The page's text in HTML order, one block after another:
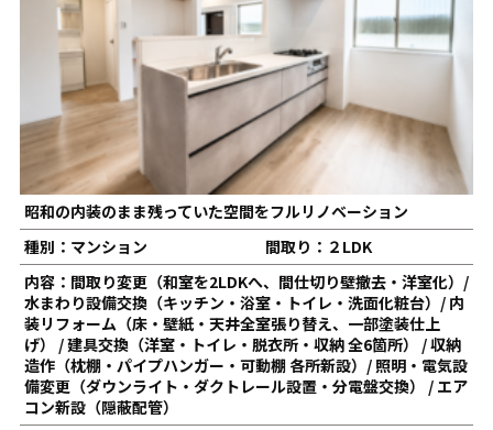
昭和の内装のまま残っていた空間をフルリノベーション
種別：マンション
間取り：２LDK
内容：間取り変更（和室を2LDKへ、間仕切り壁撤去・洋室化）/
水まわり設備交換（キッチン・浴室・トイレ・洗面化粧台）/ 内
装リフォーム（床・壁紙・天井全室張り替え、一部塗装仕上
げ） / 建具交換（洋室・トイレ・脱衣所・収納 全6箇所） / 収納
造作（枕棚・パイプハンガー・可動棚 各所新設）/ 照明・電気設
備変更（ダウンライト・ダクトレール設置・分電盤交換） / エア
コン新設（隠蔽配管）